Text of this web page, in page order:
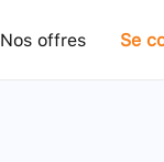
Nos offres Se